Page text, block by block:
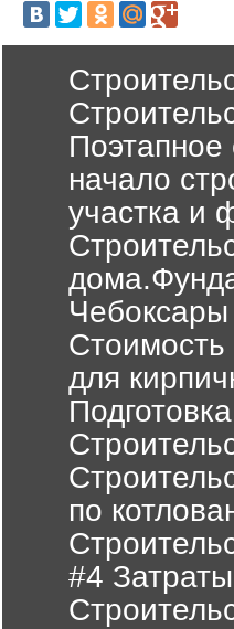
Поэтапное
начало
участка и
Чебоксары
для
по
#4